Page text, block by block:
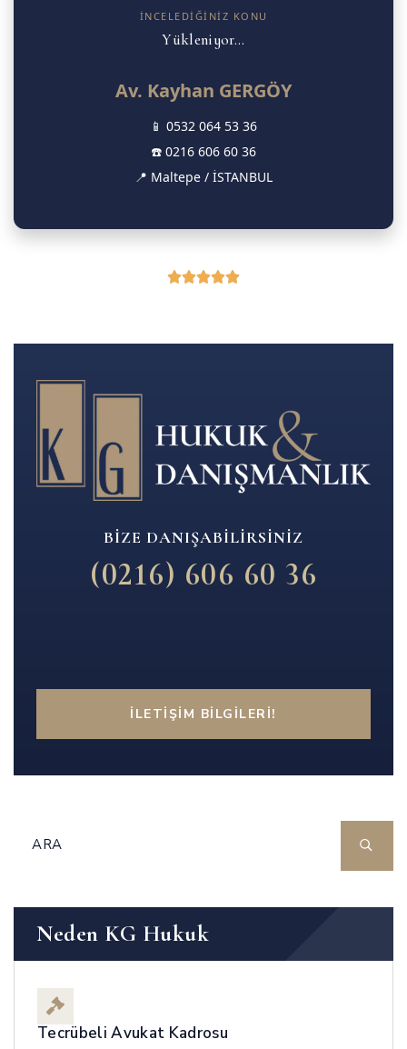
İNCELEDIĞINIZ KONU
Yükleniyor...
Av. Kayhan GERGÖY
📱 0532 064 53 36
☎️ 0216 606 60 36
📍 Maltepe / İSTANBUL
BIZE DANIŞABILIRSINIZ
(0216) 606 60 36
İLETIŞIM BILGILERI!
Neden KG Hukuk
Tecrübeli Avukat Kadrosu